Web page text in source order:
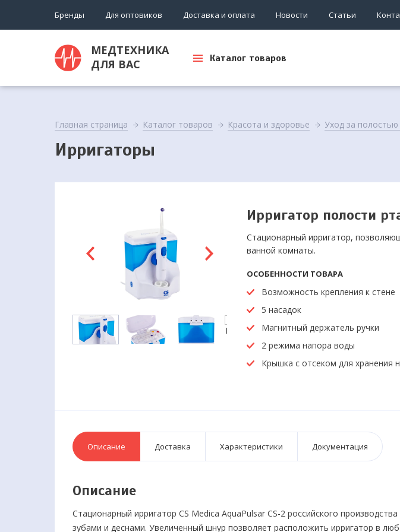
Бренды Для оптовиков Доставка и оплата Новости Статьи
МЕДТЕХНИКА
ДЛЯ ВАС
Каталог товаров
Главная страница Каталог товаров Красота и здоровье Уход за полостью
Ирригаторы
Ирригатор полости
Стационарный ирригатор,
ванной комнаты.
ОСОБЕННОСТИ ТОВАРА
Возможность крепления к стене
5 насадок
Магнитный держатель ручки
2 режима напора воды
Крышка с отсеком для хранения
Описание Доставка Характеристики Документация
Описание
Стационарный ирригатор CS Medica AquaPulsar CS-2 российского
зубами и деснами. Увеличенный шнур позволяет расположить ирригатор в